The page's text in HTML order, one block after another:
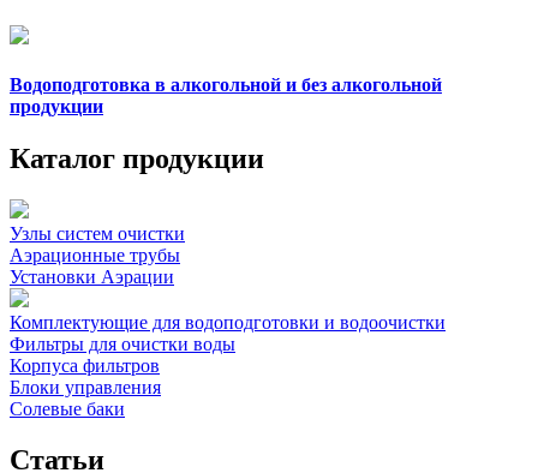
Водоподготовка в алкогольной и без алкогольной
продукции
Каталог продукции
Узлы систем очистки
Аэрационные трубы
Установки Аэрации
Комплектующие для водоподготовки и водоочистки
Фильтры для очистки воды
Корпуса фильтров
Блоки управления
Солевые баки
Cтатьи